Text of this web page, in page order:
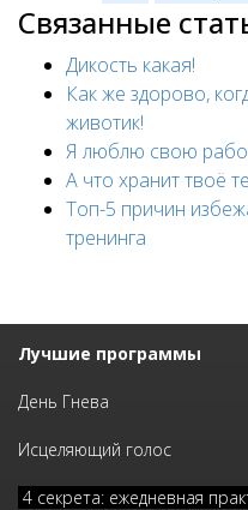
Связанные
Дикость какая!
Как же здорово,
животик!
Я люблю свою
А что хранит твоё
Топ-5 причин
тренинга
Лучшие программы
День Гнева
Исцеляющий голос
4 секрета: ежедневная